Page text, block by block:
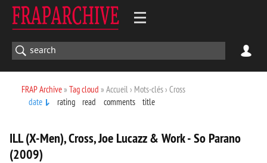
FRAP Archive» Tag cloud » Accueil › Mots-clés › Cross
date
rating read comments title
ILL (X-Men), Cross, Joe Lucazz & Work - So Parano
(2009)